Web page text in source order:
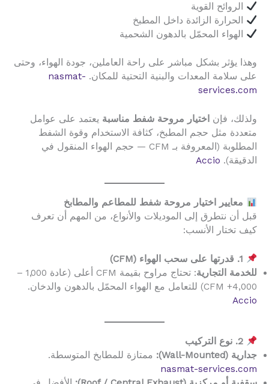
الروائح القوية
الحرارة الزائدة داخل المطبخ
الهواء المحمّل بالدهون الشحمية
وهذا يؤثر بشكل مباشر على راحة العاملين، جودة الهواء، وحتى
على سلامة المعدات والبنية التحتية للمكان. nasmat-
services.com
ولذلك، فإن اختيار مروحة شفط مناسبة يعتمد على عوامل
متعددة مثل حجم المطبخ، كثافة الاستخدام وقوة الشفط
المطلوبة (المعروفة بـ CFM — حجم الهواء المنقول في
الدقيقة). Accio
معايير اختيار مروحة شفط للمطاعم والمطابخ
قبل أن نتطرق إلى الموديلات والأنواع، من المهم أن تعرف
كيف تختار الأنسب:
1. قدرتها على سحب الهواء (CFM)
للخدمة التجارية
: تحتاج مراوح بقيمة CFM أعلى (عادة 1,000 –
4,000+ CFM) للتعامل مع الهواء المحمّل بالدهون والدخان.
Accio
2. نوع التركيب
جدارية (Wall-Mounted):
ممتازة للمطابخ المتوسطة.
nasmat-services.com